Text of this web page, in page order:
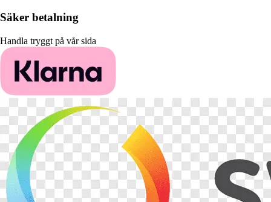
Säker betalning
Handla tryggt på vår sida